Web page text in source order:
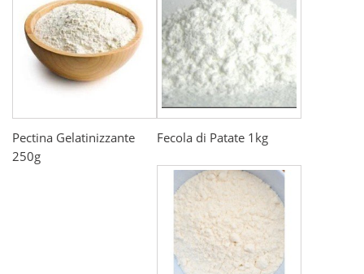
Pectina Gelatinizzante
250g
Fecola di Patate 1kg